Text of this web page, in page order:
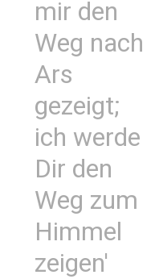
mir den
Weg nach
Ars
gezeigt;
ich werde
Dir den
Weg zum
Himmel
zeigen'